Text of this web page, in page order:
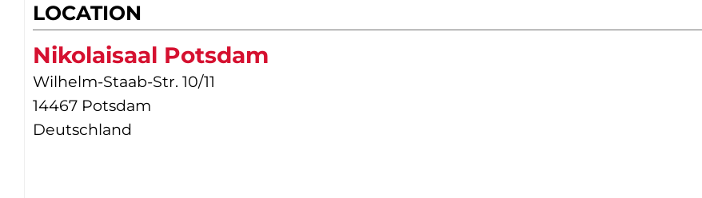
LOCATION
Nikolaisaal Potsdam
Wilhelm-Staab-Str. 10/11
14467 Potsdam
Deutschland